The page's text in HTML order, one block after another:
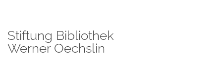
Stiftung Bibliothek
Werner Oechslin